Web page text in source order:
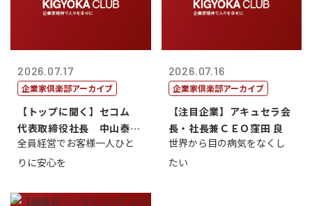
2026.07.17
企業家倶楽部アーカイブ
【トップに聞く】セコム
代表取締役社長 中山泰
男
全員経営でお客様一人ひと
りに安心を
2026.07.16
企業家倶楽部アーカイブ
【注目企業】アキュセラ会
長・社長兼ＣＥＯ窪田 良
世界から目の病気をなくし
たい